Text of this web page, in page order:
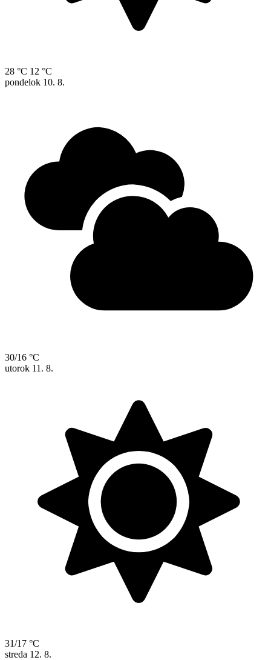
28 °C 12 °C
pondelok 10. 8.
30/16 °C
utorok 11. 8.
31/17 °C
streda 12. 8.